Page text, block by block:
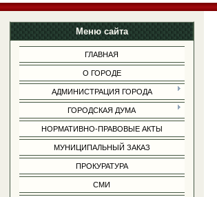
Меню сайта
ГЛАВНАЯ
О ГОРОДЕ
АДМИНИСТРАЦИЯ ГОРОДА
ГОРОДСКАЯ ДУМА
НОРМАТИВНО-ПРАВОВЫЕ АКТЫ
МУНИЦИПАЛЬНЫЙ ЗАКАЗ
ПРОКУРАТУРА
СМИ